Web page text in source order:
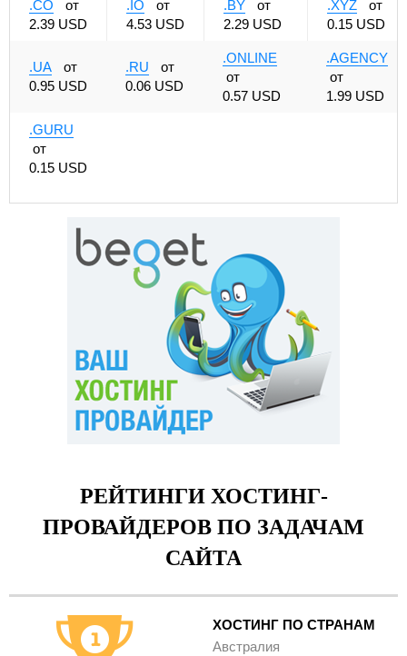
.CO
от
2.39 USD
.IO
от
4.53 USD
.BY
от
2.29 USD
.XYZ
от
0.15 USD
.UA
от
0.95 USD
.RU
от
0.06 USD
.ONLINE
от
0.57 USD
.AGENCY
от
1.99 USD
.GURU
от
0.15 USD
РЕЙТИНГИ ХОСТИНГ-
ПРОВАЙДЕРОВ ПО ЗАДАЧАМ
САЙТА
ХОСТИНГ ПО СТРАНАМ
Австралия